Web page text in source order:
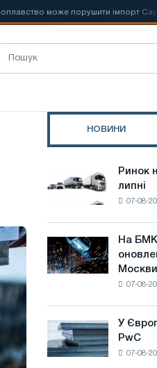
може порушити імпорт
НОВИНИ
Ринок
нових
вантажівок
Ринок
липні
07-08-
На
БМК
виробили
трамвайних
колій
На БМК
07-08-
Європі
виживуть
У
PwC
07-08-